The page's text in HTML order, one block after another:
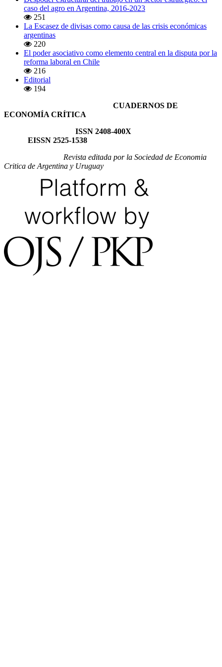
caso del agro en Argentina, 2016-2023
251
La Escasez de divisas como causa de las crisis económicas
argentinas
220
El poder asociativo como elemento central en la disputa por la
reforma laboral en Chile
216
Editorial
194
CUADERNOS DE
ECONOMÍA CRÍTICA
ISSN 2408-400X
EISSN 2525-1538
Revista editada por la Sociedad de Economia
Critica de Argentina y Uruguay